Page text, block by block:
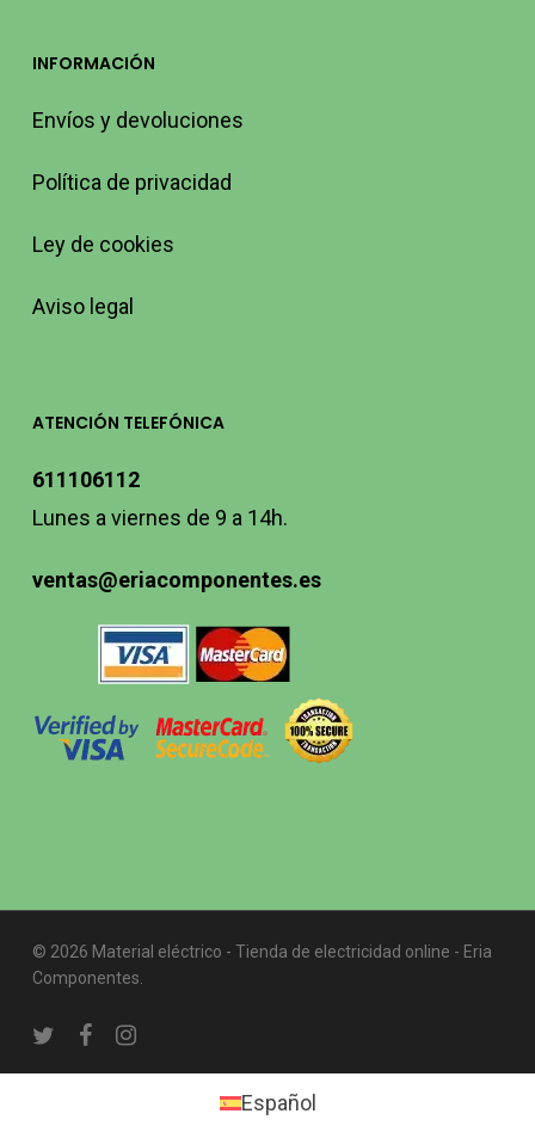
INFORMACIÓN
Envíos y devoluciones
Política de privacidad
Ley de cookies
Aviso legal
ATENCIÓN TELEFÓNICA
611106112
Lunes a viernes de 9 a 14h.
ventas@eriacomponentes.es
© 2026 Material eléctrico - Tienda de electricidad online - Eria
Componentes.
twitterfacebookinstagram
Español